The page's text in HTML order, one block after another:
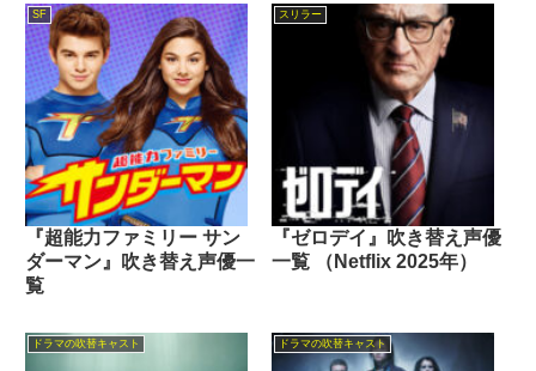
SF
『超能力ファミリー サン
ダーマン』吹き替え声優一
覧
スリラー
『ゼロデイ』吹き替え声優
一覧 （Netflix 2025年）
ドラマの吹替キャスト ドラマの吹替キャスト